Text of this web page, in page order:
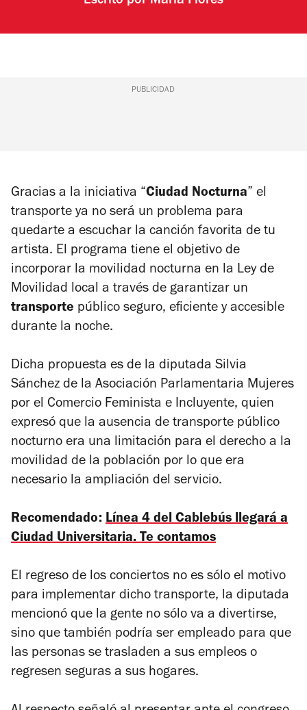
PUBLICIDAD
Gracias a la iniciativa “Ciudad Nocturna” el
transporte ya no será un problema para
quedarte a escuchar la canción favorita de tu
artista. El programa tiene el objetivo de
incorporar la movilidad nocturna en la Ley de
Movilidad local a través de garantizar un
transporte público seguro, eficiente y accesible
durante la noche.
Dicha propuesta es de la diputada Silvia
Sánchez de la Asociación Parlamentaria Mujeres
por el Comercio Feminista e Incluyente, quien
expresó que la ausencia de transporte público
nocturno era una limitación para el derecho a la
movilidad de la población por lo que era
necesario la ampliación del servicio.
Recomendado: Línea 4 del Cablebús llegará a
Ciudad Universitaria. Te contamos
El regreso de los conciertos no es sólo el motivo
para implementar dicho transporte, la diputada
mencionó que la gente no sólo va a divertirse,
sino que también podría ser empleado para que
las personas se trasladen a sus empleos o
regresen seguras a sus hogares.